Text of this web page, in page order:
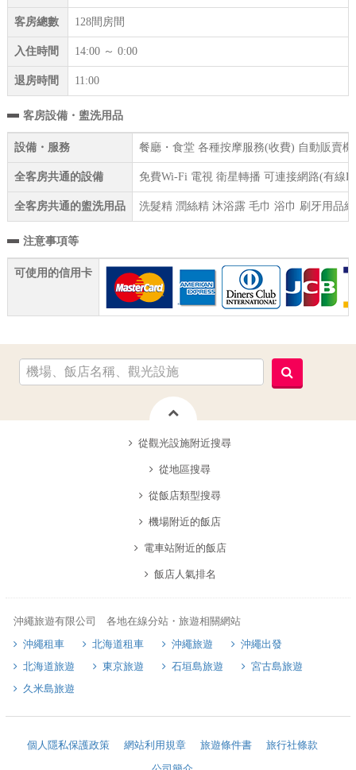
客房總數 128間房間
入住時間 14:00 ～ 0:00
退房時間 11:00
客房設備・盥洗用品
設備・服務 餐廳・食堂 各種按摩服務(收費) 自動販賣
全客房共通的設備 免費Wi-Fi 電視 衛星轉播 可連接網路(有線
全客房共通的盥洗用品 洗髮精 潤絲精 沐浴露 毛巾 浴巾 刷牙用品
注意事項等
可使用的信用卡
從觀光設施附近搜尋
從地區搜尋
從飯店類型搜尋
機場附近的飯店
電車站附近的飯店
飯店人氣排名
沖繩旅遊有限公司 各地在線分站・旅遊相關網站
沖繩租車
北海道租車 沖繩旅遊
沖繩出發
北海道旅遊
東京旅遊 石垣島旅遊
宮古島旅遊
久米島旅遊
個人隱私保護政策 網站利用規章 旅遊條件書
旅行社條款